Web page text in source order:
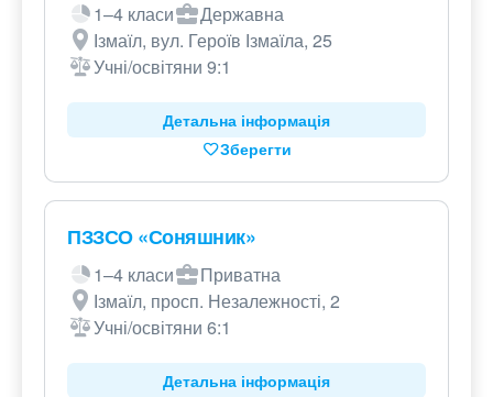
1–4 класи
Державна
Ізмаїл, вул. Героїв Ізмаїла, 25
Учні/освітяни 9:1
Детальна інформація
Зберегти
ПЗЗСО «Соняшник»
1–4 класи
Приватна
Ізмаїл, просп. Незалежності, 2
Учні/освітяни 6:1
Детальна інформація